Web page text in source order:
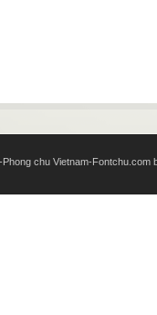
chu Vietnam-Fontchu.com